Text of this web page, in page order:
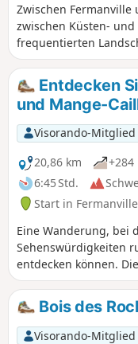
Zwischen Fermanville
zwischen Küsten-
frequentierten
bekannteren im
Küstenweg zwischen
(Lévy und Pignot).
Entdecken
und Mange-
Visorando-Mitglied
20,86 km
+284
6:45 Std.
Start in
Eine Wanderung, bei
Sehenswürdigkeiten
entdecken können.
umfasst eine große
kleine (7,5 km).
Bois des
Visorando-Mitglied